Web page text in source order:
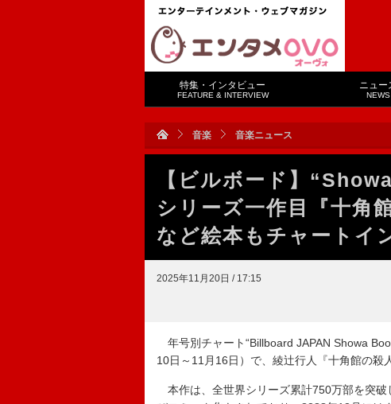
特集・インタビュー
FEATURE & INTERVIEW
ニュー
NEWS
音楽 音楽ニュース
【ビルボード】
シリーズ一作目『十角
など絵本もチャートイ
2025年11月20日 / 17:15
年号別チャート“Billboard JAPAN Showa
10日～11月16日）で、綾辻行人『十角館の殺
本作は、全世界シリーズ累計750万部を突破